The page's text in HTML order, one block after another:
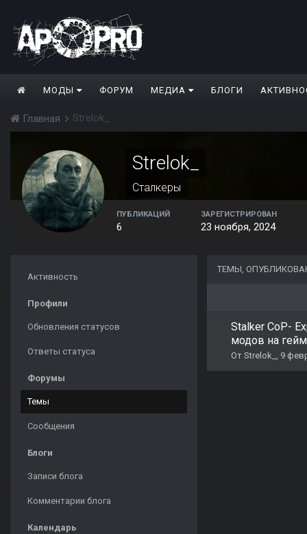
МОДЫ ФОРУМ МЕДИА БЛОГИ
Главная Strelok_
Strelok_
Сталкеры
ПУБЛИКАЦИЙ
6
ЗАРЕГИСТРИРОВАН
23 ноября, 2024
Активность
Профили
Обновления статусов
Ответы статуса
Форумы
Темы
Сообщения
Блоги
Записи блога
Комментарии блога
Календарь
ТЕМЫ,
Stalker CoP-
модов на
От Strelok_ , 9